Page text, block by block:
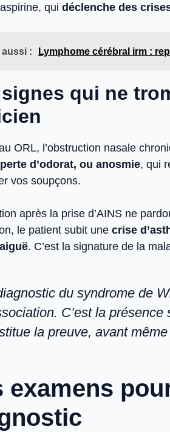
qui déclenche des
aussi : Lymphome cérébral irm :
qui ne
ORL, l’obstruction nasale
d’odorat, ou anosmie, qui
vos soupçons.
après la prise d’AINS ne
le patient subit une crise
. C’est la signature de la
du syndrome de
C’est la
la preuve, avant
examens